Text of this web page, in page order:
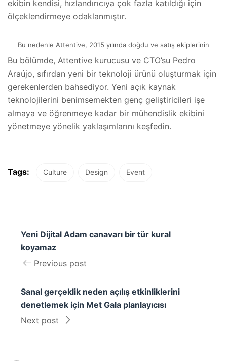
ekibin kendisi, hızlandırıcıya çok fazla katıldığı için
ölçeklendirmeye odaklanmıştır.
Bu nedenle Attentive, 2015 yılında doğdu ve satış ekiplerinin
Bu bölümde, Attentive kurucusu ve CTO’su Pedro
Araújo, sıfırdan yeni bir teknoloji ürünü oluşturmak için
gerekenlerden bahsediyor. Yeni açık kaynak
teknolojilerini benimsemekten genç geliştiricileri işe
almaya ve öğrenmeye kadar bir mühendislik ekibini
yönetmeye yönelik yaklaşımlarını keşfedin.
Tags: Culture Design Event
Yeni Dijital Adam canavarı bir tür kural
koyamaz
Previous post
Sanal gerçeklik neden açılış etkinliklerini
denetlemek için Met Gala planlayıcısı
Next post